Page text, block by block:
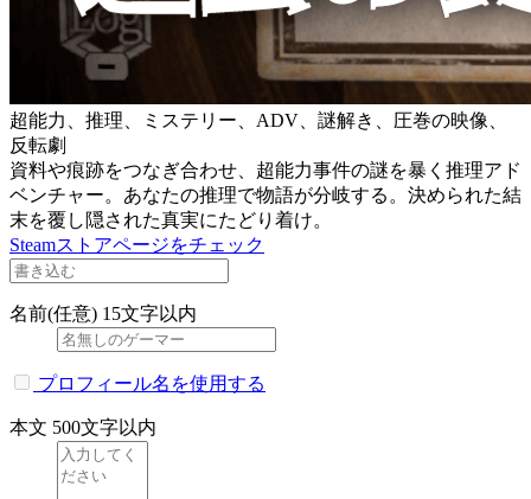
超能力、推理、ミステリー、ADV、謎解き、圧巻の映像、
反転劇
資料や痕跡をつなぎ合わせ、超能力事件の謎を暴く推理アド
ベンチャー。あなたの推理で物語が分岐する。決められた結
末を覆し隠された真実にたどり着け。
Steamストアページをチェック
名前(任意) 15文字以内
プロフィール名を使用する
本文 500文字以内